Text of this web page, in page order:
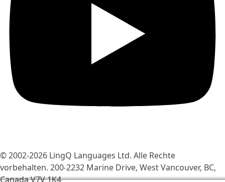
© 2002-2026 LingQ Languages Ltd. Alle Rechte
vorbehalten. 200-2232 Marine Drive, West Vancouver, BC,
CanadaV7V 1K4